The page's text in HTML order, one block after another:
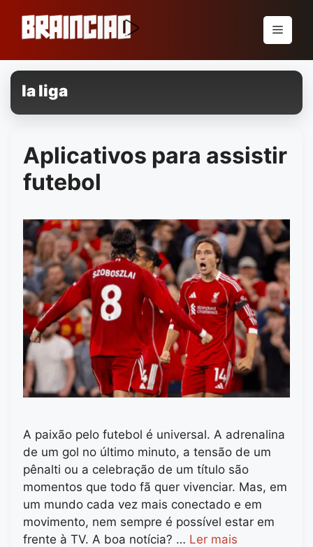
conteúdo
Menu
la liga
Aplicativos para assistir
futebol
A paixão pelo futebol é universal. A adrenalina
de um gol no último minuto, a tensão de um
pênalti ou a celebração de um título são
momentos que todo fã quer vivenciar. Mas, em
um mundo cada vez mais conectado e em
movimento, nem sempre é possível estar em
frente à TV. A boa notícia? … Ler mais